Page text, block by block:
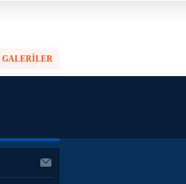
GALERİLER